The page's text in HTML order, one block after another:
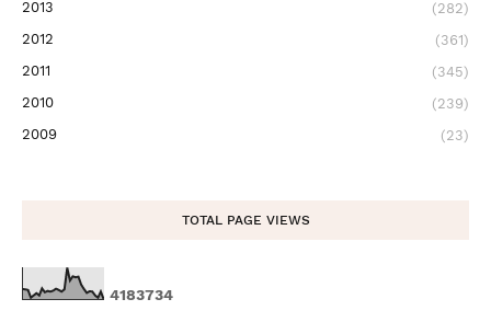
2013
(282)
2012
(361)
2011
(345)
2010
(239)
2009
(23)
TOTAL PAGE VIEWS
4183734